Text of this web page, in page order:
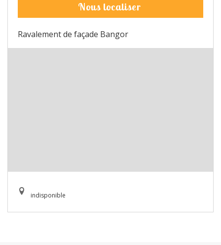
Nous localiser
Ravalement de façade Bangor
indisponible